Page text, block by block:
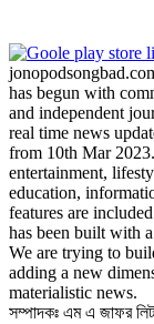
has begun with
and independent
real time news
from 10th Mar
entertainment,
education,
features are
has been built with
We are trying to
adding a new
materialistic news.
সম্পাদকঃ এম এ জাফর